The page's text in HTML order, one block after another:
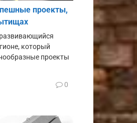
проекты,
который
проекты
0